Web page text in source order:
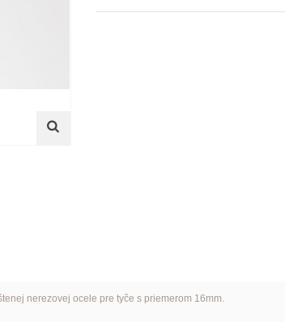
nerezovej ocele pre tyče s priemerom 16mm.